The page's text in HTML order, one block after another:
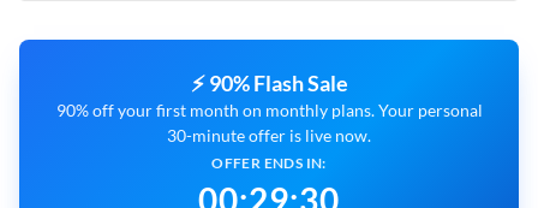
⚡ 90% Flash Sale
90% off your first month on monthly plans. Your personal
30-minute offer is live now.
OFFER ENDS IN:
00:29:29